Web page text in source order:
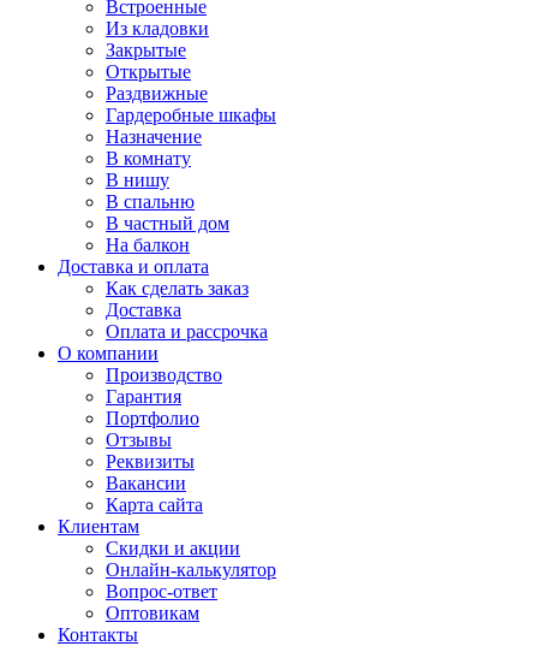
Встроенные
Из кладовки
Закрытые
Открытые
Раздвижные
Гардеробные шкафы
Назначение
В комнату
В нишу
В спальню
В частный дом
На балкон
Доставка и оплата
Как сделать заказ
Доставка
Оплата и рассрочка
О компании
Производство
Гарантия
Портфолио
Отзывы
Реквизиты
Вакансии
Карта сайта
Клиентам
Скидки и акции
Онлайн-калькулятор
Вопрос-ответ
Оптовикам
Контакты